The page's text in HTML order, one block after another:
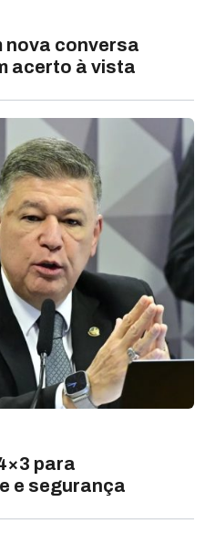
nova conversa
acerto à vista
para
e segurança